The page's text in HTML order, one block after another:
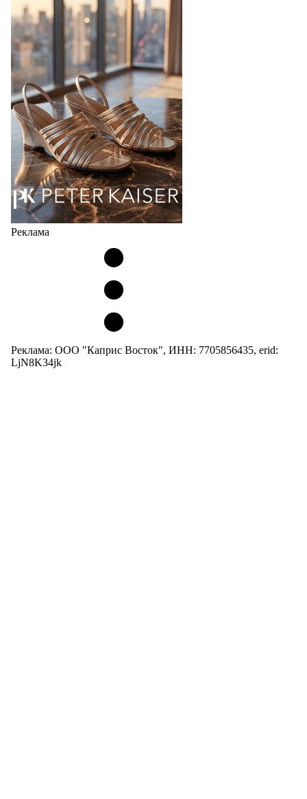
Популярный силуэт бренда,1999 года выпуска,
соответствует сегодняшнему тренду на
сникерины (гибридный вариант балеток и
кроссовок обтекаемой формы и с тонкой подошвой).
Но в модели Miu Miu Bubble присутствует еще и…
05.08.2026 2241
Реклама
Реклама: ООО "Каприс Восток", ИНН: 7705856435, erid:
LjN8K34jk